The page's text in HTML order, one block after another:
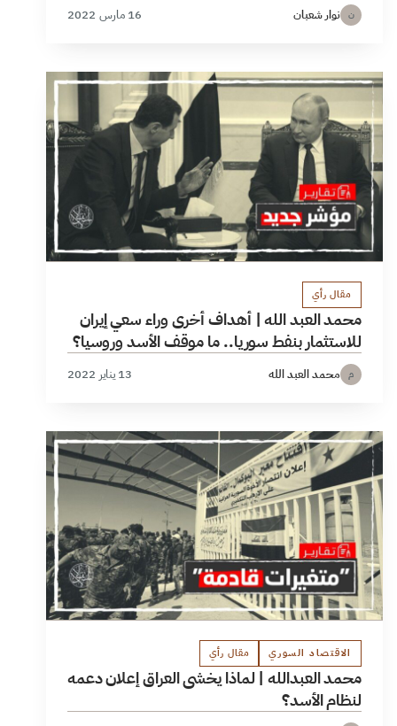
ن نوار شعبان 16 مارس 2022
مقال رأي
محمد العبد الله | أهداف أخرى وراء سعي إيران
للاستثمار بنفط سوريا.. ما موقف الأسد وروسيا؟
م محمد العبد الله 13 يناير 2022
الاقتصاد السوري مقال رأي
محمد العبدالله | لماذا يخشى العراق إعلان دعمه
لنظام الأسد؟